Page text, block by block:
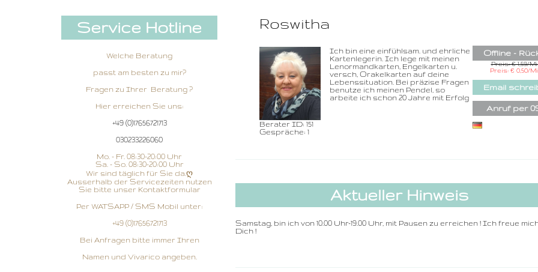
Service Hotline
Welche Beratung
passt am besten zu mir?
Fragen zu Ihrer Beratung ?
Hier erreichen Sie uns:
+49 (0)17656721713
030233226060
Mo. - Fr. 08:30-20:00 Uhr
Sa. - So. 08:30-20:00 Uhr
Wir sind täglich für Sie da.ღ
Ausserhalb der Servicezeiten nutzen
Sie bitte unser Kontaktformular
Per WATSAPP / SMS Mobil unter:
+49 (0)17656721713
Bei Anfragen bitte immer Ihren
Namen und Vivarico angeben.
Roswitha
Ich bin eine einfühlsam. und ehrliche
Kartenlegerin. Ich lege mit meinen
Lenormandkarten, Engelkarten u.
versch, Orakelkarten auf deine
Lebenssituation. Bei präzise Fragen
benutze ich meinen Pendel, so
arbeite ich schon 20 Jahre mit Erfolg
Berater ID: 151
Gespräche: 1
Offline -
Preis: € 1,59/
Preis: € 0,50/
Email
Anruf per
0900-3 000 468
1,49 €/Min. inkl.
Wählen Sie
Rufnummer
Zurück
Aktueller Hinweis
Samstag, bin ich von 10.00 Uhr-19.00 Uhr, mit Pausen zu erreichen ! Ich freue
Dich !